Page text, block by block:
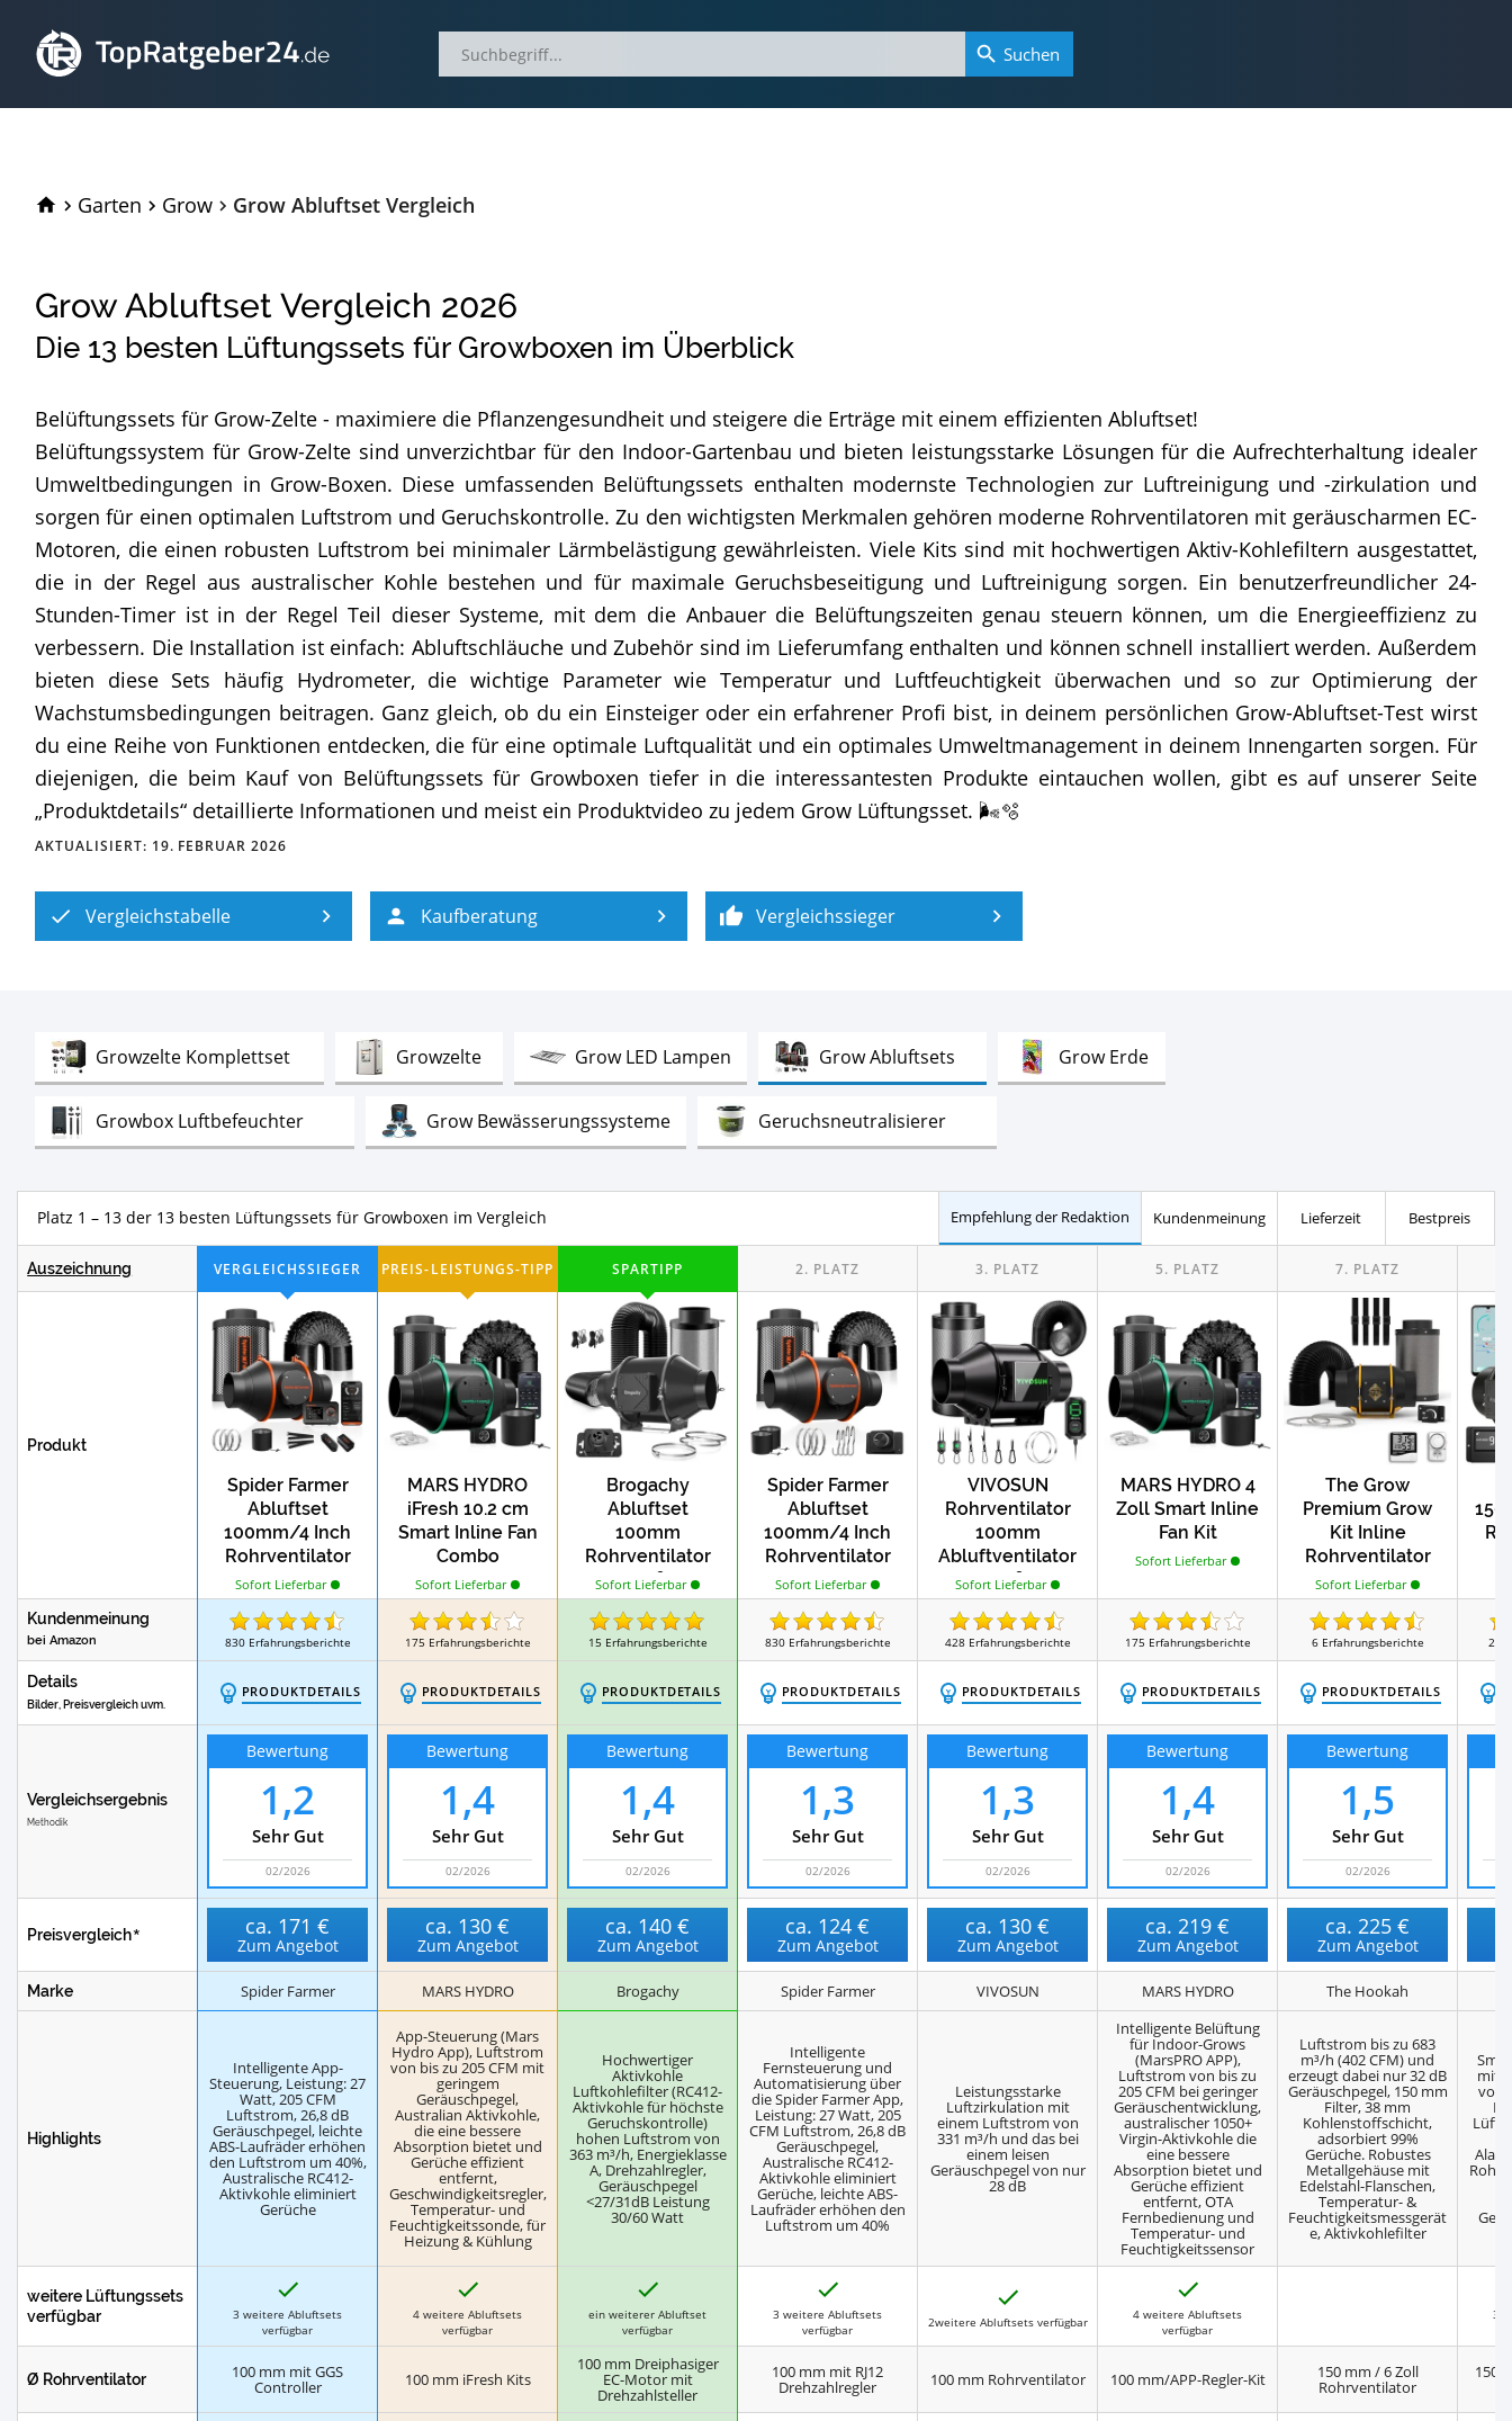
TopRatgeber24.de
Garten Grow Grow Abluftset Vergleich
Grow Abluftset Vergleich 2026
Die 13 besten Lüftungssets für Growboxen im Überblick
Belüftungssets für Grow-Zelte - maximiere die Pflanzengesundheit und steigere die Erträge mit einem effizienten Abluftset!
Belüftungssystem für Grow-Zelte sind unverzichtbar für den Indoor-Gartenbau und bieten leistungsstarke Lösungen für die Aufrechterhaltung idealer
Umweltbedingungen in Grow-Boxen. Diese umfassenden Belüftungssets enthalten modernste Technologien zur Luftreinigung und -zirkulation und
sorgen für einen optimalen Luftstrom und Geruchskontrolle. Zu den wichtigsten Merkmalen gehören moderne Rohrventilatoren mit geräuscharmen EC-
Motoren, die einen robusten Luftstrom bei minimaler Lärmbelästigung gewährleisten. Viele Kits sind mit hochwertigen Aktiv-Kohlefiltern ausgestattet,
die in der Regel aus australischer Kohle bestehen und für maximale Geruchsbeseitigung und Luftreinigung sorgen. Ein benutzerfreundlicher 24-
Stunden-Timer ist in der Regel Teil dieser Systeme, mit dem die Anbauer die Belüftungszeiten genau steuern können, um die Energieeffizienz zu
verbessern. Die Installation ist einfach: Abluftschläuche und Zubehör sind im Lieferumfang enthalten und können schnell installiert werden. Außerdem
bieten diese Sets häufig Hydrometer, die wichtige Parameter wie Temperatur und Luftfeuchtigkeit überwachen und so zur Optimierung der
Wachstumsbedingungen beitragen. Ganz gleich, ob du ein Einsteiger oder ein erfahrener Profi bist, in deinem persönlichen Grow-Abluftset-Test wirst
du eine Reihe von Funktionen entdecken, die für eine optimale Luftqualität und ein optimales Umweltmanagement in deinem Innengarten sorgen. Für
diejenigen, die beim Kauf von Belüftungssets für Growboxen tiefer in die interessantesten Produkte eintauchen wollen, gibt es auf unserer Seite
„Produktdetails“ detaillierte Informationen und meist ein Produktvideo zu jedem Grow Lüftungsset. 🌬🫧
AKTUALISIERT: 19. FEBRUAR 2026
Vergleichstabelle Kaufberatung Vergleichssieger
Growzelte KomplettsetTest GrowzelteTest Grow LED Lampen Grow Abluftsets Grow ErdeTest
Growbox LuftbefeuchterTest Grow BewässerungssystemeTest GeruchsneutralisiererTest
Platz 1 – 13 der 13 besten Lüftungssets für Growboxen im Vergleich Empfehlung der Redaktion Kundenmeinung Lieferzeit Bestpreis
Auszeichnung
Produkt
Spider Farmer
Abluftset
100mm/4 Inch
Rohrventilator
Sofort Lieferbar
MARS HYDRO
iFresh 10.2 cm
Smart Inline Fan
Combo
Sofort Lieferbar
Brogachy
Abluftset
100mm
Rohrventilator
363m³/h
Sofort Lieferbar
Spider Farmer
Abluftset
100mm/4 Inch
Rohrventilator
Sofort Lieferbar
VIVOSUN
Rohrventilator
100mm
Abluftventilator
331m³/h
Sofort Lieferbar
MARS HYDRO 4
Zoll Smart Inline
Fan Kit
Sofort Lieferbar
The Grow
Premium Grow
Kit Inline
Rohrventilator
150 mm
Sofort Lieferbar
Kundenmeinung
bei Amazon 830 Erfahrungsberichte 175 Erfahrungsberichte 15 Erfahrungsberichte 830 Erfahrungsberichte 428 Erfahrungsberichte 175 Erfahrungsberichte 6 Erfahrungsberichte 29
Details
Bilder, Preisvergleich uvm.
PRODUKTDETAILS PRODUKTDETAILS PRODUKTDETAILS PRODUKTDETAILS PRODUKTDETAILS PRODUKTDETAILS PRODUKTDETAILS
Vergleichsergebnis
Methodik
Bewertung
1,2
Sehr Gut
02/2026
Bewertung
1,4
Sehr Gut
02/2026
Bewertung
1,4
Sehr Gut
02/2026
Bewertung
1,3
Sehr Gut
02/2026
Bewertung
1,3
Sehr Gut
02/2026
Bewertung
1,4
Sehr Gut
02/2026
Bewertung
1,5
Sehr Gut
02/2026
Preisvergleich ca. 171 €
Zum Angebot
ca. 130 €
Zum Angebot
ca. 140 €
Zum Angebot
ca. 124 €
Zum Angebot
ca. 130 €
Zum Angebot
ca. 219 €
Zum Angebot
ca. 225 €
Zum Angebot
Marke Spider Farmer MARS HYDRO Brogachy Spider Farmer VIVOSUN MARS HYDRO The Hookah
Highlights
Intelligente App-
Steuerung, Leistung: 27
Watt, 205 CFM
Luftstrom, 26,8 dB
Geräuschpegel, leichte
ABS-Laufräder erhöhen
den Luftstrom um 40%,
Australische RC412-
Aktivkohle eliminiert
Gerüche
App-Steuerung (Mars
Hydro App), Luftstrom
von bis zu 205 CFM mit
geringem
Geräuschpegel,
Australian Aktivkohle,
die eine bessere
Absorption bietet und
Gerüche effizient
entfernt,
Geschwindigkeitsregler,
Temperatur- und
Feuchtigkeitssonde, für
Heizung & Kühlung
Hochwertiger
Aktivkohle
Luftkohlefilter (RC412-
Aktivkohle für höchste
Geruchskontrolle)
hohen Luftstrom von
363 m³/h, Energieklasse
A, Drehzahlregler,
Geräuschpegel
<27/31dB Leistung
30/60 Watt
Intelligente
Fernsteuerung und
Automatisierung über
die Spider Farmer App,
Leistung: 27 Watt, 205
CFM Luftstrom, 26,8 dB
Geräuschpegel,
Australische RC412-
Aktivkohle eliminiert
Gerüche, leichte ABS-
Laufräder erhöhen den
Luftstrom um 40%
Leistungsstarke
Luftzirkulation mit
einem Luftstrom von
331 m³/h und das bei
einem leisen
Geräuschpegel von nur
28 dB
Intelligente Belüftung
für Indoor-Grows
(MarsPRO APP),
Luftstrom von bis zu
205 CFM bei geringer
Geräuschentwicklung,
australischer 1050+
Virgin-Aktivkohle die
eine bessere
Absorption bietet und
Gerüche effizient
entfernt, OTA
Fernbedienung und
Temperatur- und
Feuchtigkeitssensor
Luftstrom bis zu 683
m³/h (402 CFM) und
erzeugt dabei nur 32 dB
Geräuschpegel, 150 mm
Filter, 38 mm
Kohlenstoffschicht,
adsorbiert 99%
Gerüche. Robustes
Metallgehäuse mit
Edelstahl-Flanschen,
Temperatur- &
Feuchtigkeitsmessgerät
e, Aktivkohlefilter
mit
von
weitere Lüftungssets
verfügbar
3 weitere Abluftsets
verfügbar
4 weitere Abluftsets
verfügbar
ein weiterer Abluftset
verfügbar
3 weitere Abluftsets
verfügbar
2weitere Abluftsets verfügbar
4 weitere Abluftsets
verfügbar
3
Ø Rohrventilator 100 mm mit GGS
Controller 100 mm iFresh Kits
100 mm Dreiphasiger
EC-Motor mit
Drehzahlsteller
100 mm mit RJ12
Drehzahlregler 100 mm Rohrventilator 100 mm/APP-Regler-Kit 150 mm / 6 Zoll
Rohrventilator
150
Suchen